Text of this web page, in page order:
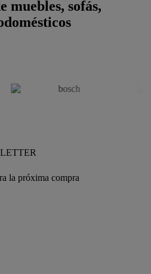
muebles, sofás,
la próxima compra